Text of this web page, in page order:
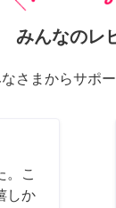
みんなのレ
さまからサポ
。こ
しか